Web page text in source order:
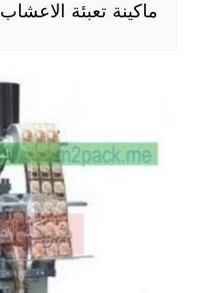
ماكينة تعبئة الاعشاب